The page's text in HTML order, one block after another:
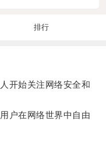
排行
开始关注网络安全和
户在网络世界中自由